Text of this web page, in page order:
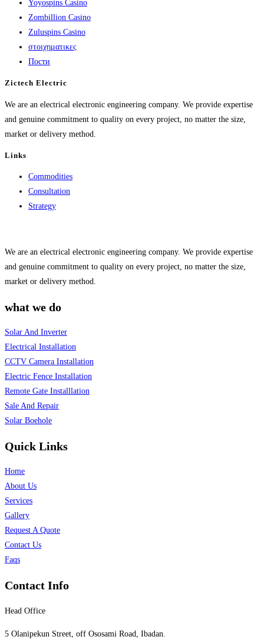
Yoyospins Casino
Zombillion Casino
Zuluspins Casino
στοιχηματικες
Пости
Zictech Electric
We are an electrical electronic engineering company. We provide expertise
and genuine commitment to quality on every project, no matter the size,
market or delivery method.
Links
Commodities
Consultation
Strategy
We are an electrical electronic engineering company. We provide expertise
and genuine commitment to quality on every project, no matter the size,
market or delivery method.
what we do
Solar And Inverter
Electrical Installation
CCTV Camera Installation
Electric Fence Installation
Remote Gate Installlation
Sale And Repair
Solar Boehole
Quick Links
Home
About Us
Services
Gallery
Request A Quote
Contact Us
Faqs
Contact Info
Head Office
5 Olanipekun Street, off Ososami Road, Ibadan.